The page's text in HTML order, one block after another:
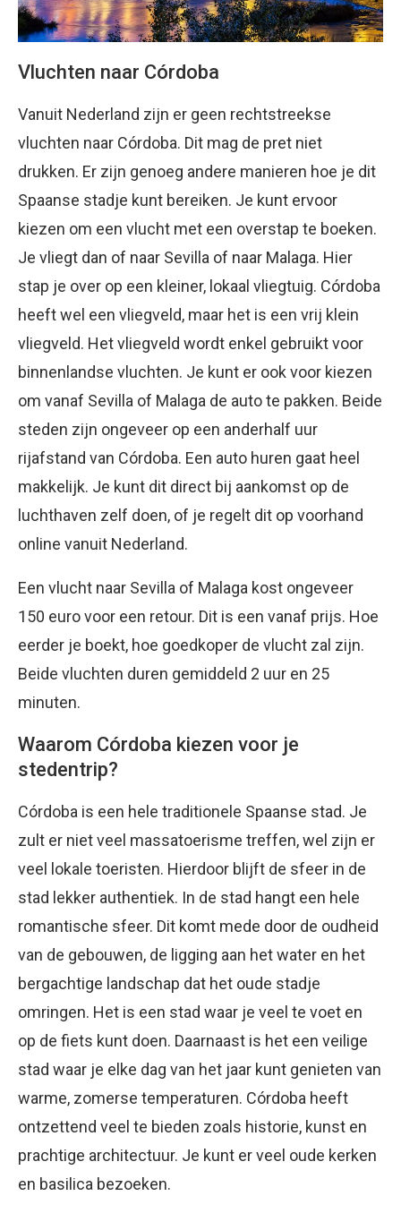
Vluchten naar Córdoba
Vanuit Nederland zijn er geen rechtstreekse
vluchten naar Córdoba. Dit mag de pret niet
drukken. Er zijn genoeg andere manieren hoe je dit
Spaanse stadje kunt bereiken. Je kunt ervoor
kiezen om een vlucht met een overstap te boeken.
Je vliegt dan of naar Sevilla of naar Malaga. Hier
stap je over op een kleiner, lokaal vliegtuig. Córdoba
heeft wel een vliegveld, maar het is een vrij klein
vliegveld. Het vliegveld wordt enkel gebruikt voor
binnenlandse vluchten. Je kunt er ook voor kiezen
om vanaf Sevilla of Malaga de auto te pakken. Beide
steden zijn ongeveer op een anderhalf uur
rijafstand van Córdoba. Een auto huren gaat heel
makkelijk. Je kunt dit direct bij aankomst op de
luchthaven zelf doen, of je regelt dit op voorhand
online vanuit Nederland.
Een vlucht naar Sevilla of Malaga kost ongeveer
150 euro voor een retour. Dit is een vanaf prijs. Hoe
eerder je boekt, hoe goedkoper de vlucht zal zijn.
Beide vluchten duren gemiddeld 2 uur en 25
minuten.
Waarom Córdoba kiezen voor je
stedentrip?
Córdoba is een hele traditionele Spaanse stad. Je
zult er niet veel massatoerisme treffen, wel zijn er
veel lokale toeristen. Hierdoor blijft de sfeer in de
stad lekker authentiek. In de stad hangt een hele
romantische sfeer. Dit komt mede door de oudheid
van de gebouwen, de ligging aan het water en het
bergachtige landschap dat het oude stadje
omringen. Het is een stad waar je veel te voet en
op de fiets kunt doen. Daarnaast is het een veilige
stad waar je elke dag van het jaar kunt genieten van
warme, zomerse temperaturen. Córdoba heeft
ontzettend veel te bieden zoals historie, kunst en
prachtige architectuur. Je kunt er veel oude kerken
en basilica bezoeken.